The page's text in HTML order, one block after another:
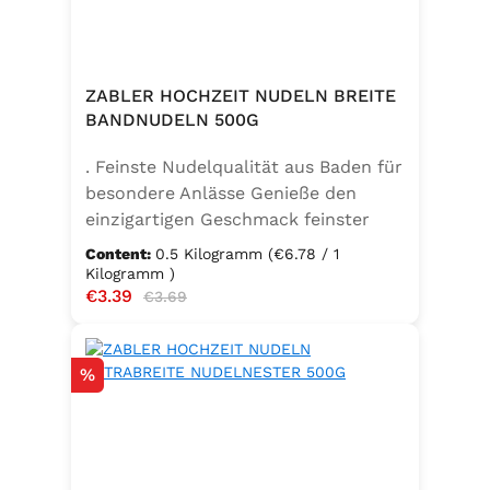
ZABLER HOCHZEIT NUDELN BREITE
BANDNUDELN 500G
. Feinste Nudelqualität aus Baden für
besondere Anlässe Genieße den
einzigartigen Geschmack feinster
Bandnudeln – mit den Zabler
Hochzeit Nudeln holst du dir echte
badische Qualität auf den Teller.
Hartweizengrieß, täglich frisch
aufgeschlagenen Eiern der
Content: 0.5 Kilogramm (€6.78 / 1
Kilogramm )
Sale price:
€3.39 Regular price:
€3.69
Discount
%